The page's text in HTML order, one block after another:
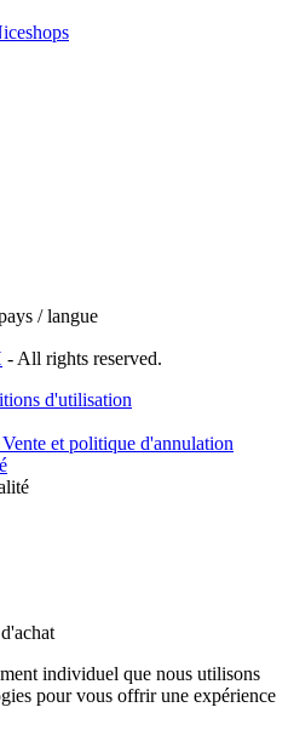
/ langue
- All rights reserved.
d'utilisation
et politique d'annulation
individuel que nous utilisons
pour vous offrir une expérience